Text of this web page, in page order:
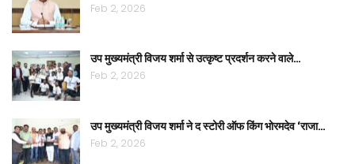
Feb 2, 2026
उप मुख्यमंत्री विजय शर्मा से उत्कृष्ट प्रदर्शन करने वाले…
Feb 2, 2026
उप मुख्यमंत्री विजय शर्मा ने द स्टोरी ऑफ किंग भोरमदेव ‘राजा…
Feb 2, 2026